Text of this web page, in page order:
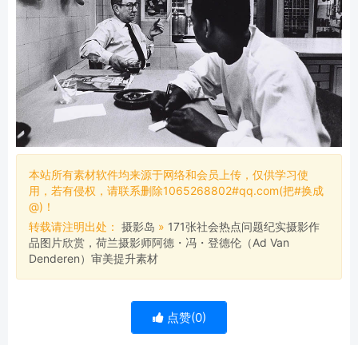
本站所有素材软件均来源于网络和会员上传，仅供学习使
用，若有侵权，请联系删除1065268802#qq.com(把#换成
@)！
转载请注明出处： 摄影岛 » 171张社会热点问题纪实摄影作
品图片欣赏，荷兰摄影师阿德・冯・登德伦（Ad Van
Denderen）审美提升素材
点赞(0)